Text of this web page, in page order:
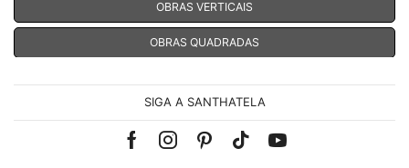
OBRAS VERTICAIS
OBRAS QUADRADAS
SIGA A SANTHATELA
Facebook
Instagram
Pinterest
Tik-Youtube